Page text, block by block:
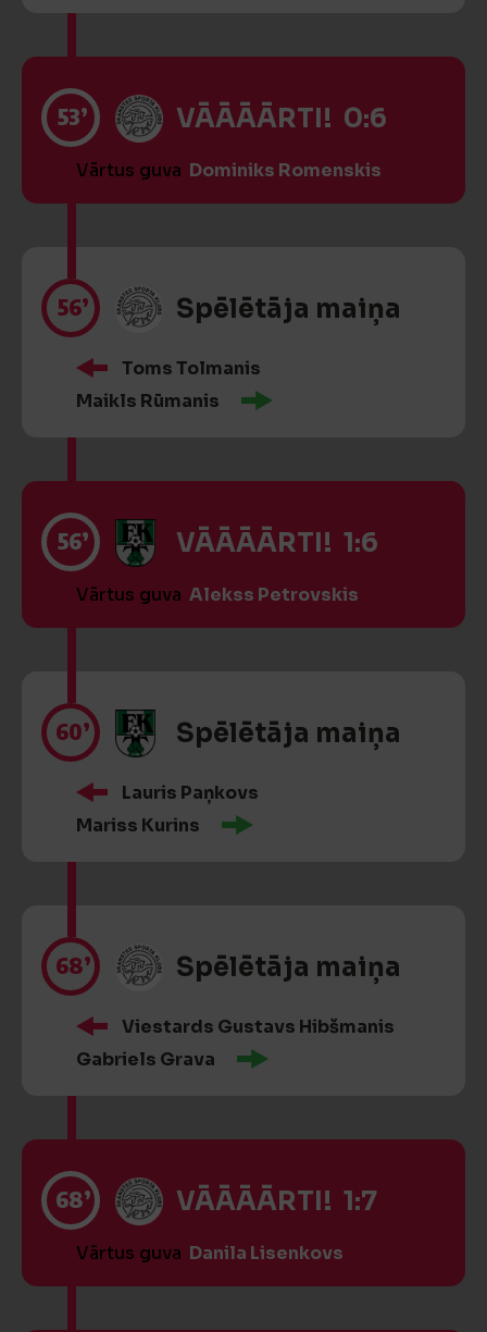
53’ VĀĀĀĀRTI! 0:6
Vārtus guva Dominiks Romenskis
56’ Spēlētāja maiņa
Toms Tolmanis
Maikls Rūmanis
56’ VĀĀĀĀRTI! 1:6
Vārtus guva Alekss Petrovskis
60’ Spēlētāja maiņa
Lauris Paņkovs
Mariss Kurins
68’ Spēlētāja maiņa
Viestards Gustavs Hibšmanis
Gabriels Grava
68’ VĀĀĀĀRTI! 1:7
Vārtus guva Danila Lisenkovs